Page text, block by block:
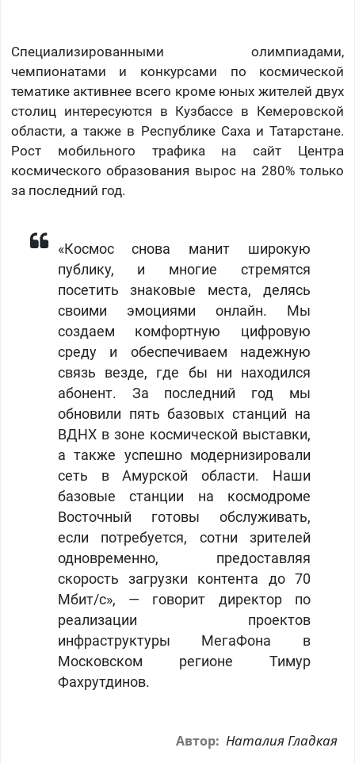
Специализированными олимпиадами,
чемпионатами и конкурсами по космической
тематике активнее всего кроме юных жителей двух
столиц интересуются в Кузбассе в Кемеровской
области, а также в Республике Саха и Татарстане.
Рост мобильного трафика на сайт Центра
космического образования вырос на 280% только
за последний год.
«Космос снова манит широкую
публику, и многие стремятся
посетить знаковые места, делясь
своими эмоциями онлайн. Мы
создаем комфортную цифровую
среду и обеспечиваем надежную
связь везде, где бы ни находился
абонент. За последний год мы
обновили пять базовых станций на
ВДНХ в зоне космической выставки,
а также успешно модернизировали
сеть в Амурской области. Наши
базовые станции на космодроме
Восточный готовы обслуживать,
если потребуется, сотни зрителей
одновременно, предоставляя
скорость загрузки контента до 70
Мбит/с», — говорит директор по
реализации проектов
инфраструктуры МегаФона в
Московском регионе Тимур
Фахрутдинов.
Автор: Наталия Гладкая